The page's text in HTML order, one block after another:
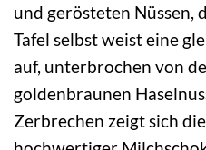
und gerösteten Nüssen,
Tafel selbst weist eine
auf, unterbrochen von
goldenbraunen
Zerbrechen zeigt sich